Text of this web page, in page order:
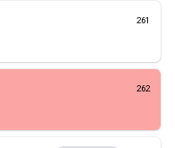
261
262